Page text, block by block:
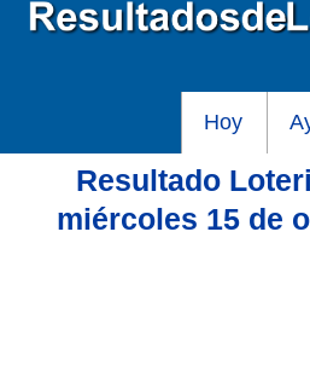
Hoy
Baloto
Resultado
miércoles 15 de